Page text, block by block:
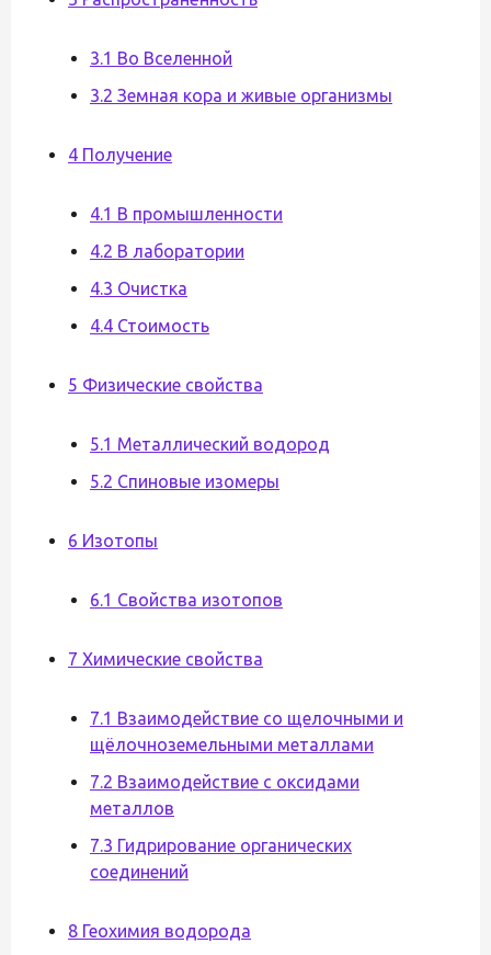
3.1 Во Вселенной
3.2 Земная кора и живые организмы
4 Получение
4.1 В промышленности
4.2 В лаборатории
4.3 Очистка
4.4 Стоимость
5 Физические свойства
5.1 Металлический водород
5.2 Спиновые изомеры
6 Изотопы
6.1 Свойства изотопов
7 Химические свойства
7.1 Взаимодействие со щелочными и
щёлочноземельными металлами
7.2 Взаимодействие с оксидами
металлов
7.3 Гидрирование органических
соединений
8 Геохимия водорода